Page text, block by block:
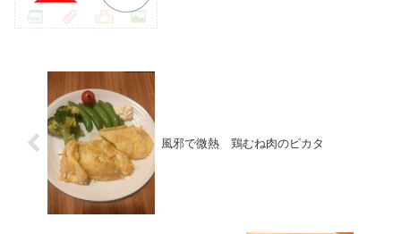
風邪で微熱 鶏むね肉のピカタ